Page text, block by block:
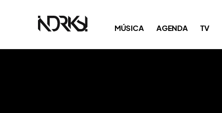
MÚSICA AGENDA TV